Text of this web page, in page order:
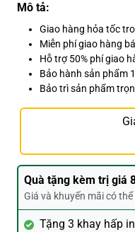
Mô tả:
Giao hàng hỏa tốc
Miễn phí giao hàng
Hỗ trợ 50% phí giao
Bảo hành sản phẩm
Bảo trì sản phẩm
Quà tặng kèm trị giá
Giá và khuyến mãi có
Tặng 3 khay hấp